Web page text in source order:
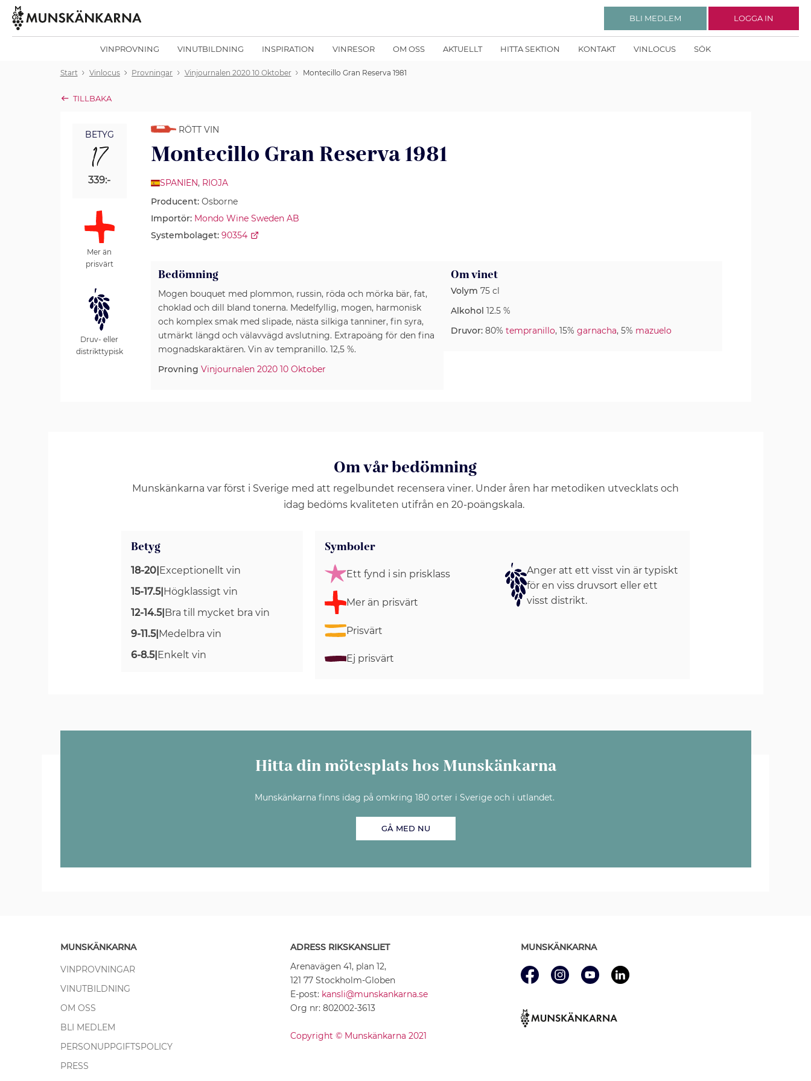
VINPROVNING VINUTBILDNING INSPIRATION VINRESOR OM OSS AKTUELLT HITTA SEKTION KONTAKT VINLOCUS SÖK
BLI MEDLEM LOGGA IN
Start Vinlocus Provningar Vinjournalen 2020 10 Oktober Montecillo Gran Reserva 1981
TILLBAKA
BETYG
17
339:-
Mer än
prisvärt
Druv- eller
distrikttypisk
RÖTT VIN
Montecillo Gran Reserva 1981
SPANIEN, RIOJA
Producent:Osborne
Importör: Mondo Wine Sweden AB
Systembolaget: 90354
Bedömning
Mogen bouquet med plommon, russin, röda och mörka bär, fat,
choklad och dill bland tonerna. Medelfyllig, mogen, harmonisk
och komplex smak med slipade, nästa silkiga tanniner, fin syra,
utmärkt längd och välavvägd avslutning. Extrapoäng för den fina
mognadskaraktären. Vin av tempranillo. 12,5 %.
Provning Vinjournalen 2020 10 Oktober
Om vinet
Volym 75 cl
Alkohol 12.5 %
Druvor: 80% tempranillo, 15% garnacha, 5% mazuelo
Om vår bedömning
Munskänkarna var först i Sverige med att regelbundet recensera viner. Under åren har metodiken utvecklats och
idag bedöms kvaliteten utifrån en 20-poängskala.
Betyg
18-20|Exceptionellt vin
15-17.5|Högklassigt vin
12-14.5|Bra till mycket bra vin
9-11.5|Medelbra vin
6-8.5|Enkelt vin
Symboler
Ett fynd i sin prisklass
Mer än prisvärt
Prisvärt
Ej prisvärt
Anger att ett visst vin är typiskt
för en viss druvsort eller ett
visst distrikt.
Hitta din mötesplats hos Munskänkarna
Munskänkarna finns idag på omkring 180 orter i Sverige och i utlandet.
GÅ MED NU
MUNSKÄNKARNA
VINPROVNINGAR
VINUTBILDNING
OM OSS
BLI MEDLEM
PERSONUPPGIFTSPOLICY
PRESS
ADRESS RIKSKANSLIET
Arenavägen 41, plan 12,
121 77 Stockholm-Globen
E-post: kansli@munskankarna.se
Org nr: 802002-3613
Copyright © Munskänkarna 2021
MUNSKÄNKARNA